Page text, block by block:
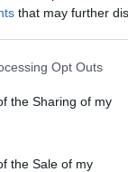
that may further
app uses one
usage behaviour.
Google and its
specified purposes
Opt Outs
the Sharing of my
the Sale of my
Lombardi
fiorentina,
primo box di un
un